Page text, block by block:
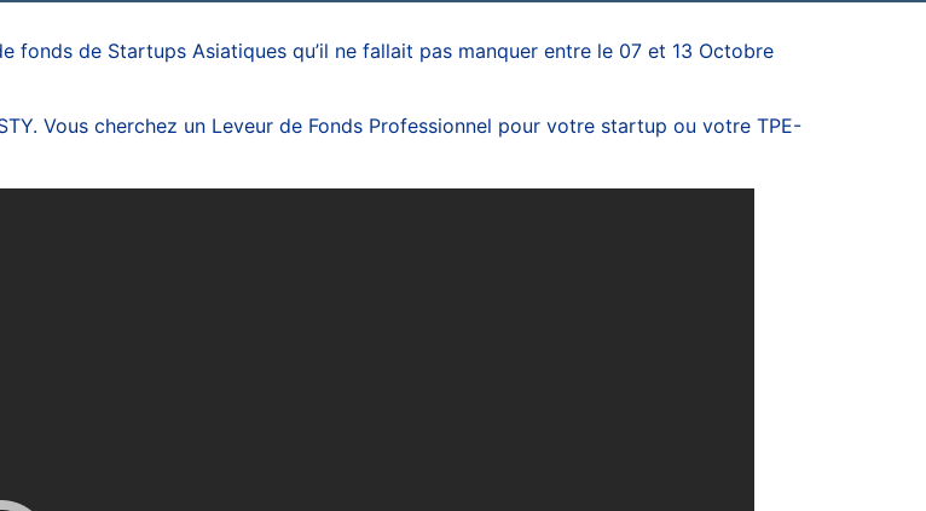
fonds de Startups Asiatiques qu’il ne fallait pas manquer entre le 07 et 13 Octobre
Vous cherchez un Leveur de Fonds Professionnel pour votre startup ou votre TPE-